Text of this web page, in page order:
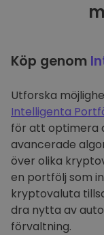
Köp genom
Utforska
Intelligenta
för att optimera
avancerade
över olika
en portfölj som
kryptovaluta
dra nytta av
förvaltning.